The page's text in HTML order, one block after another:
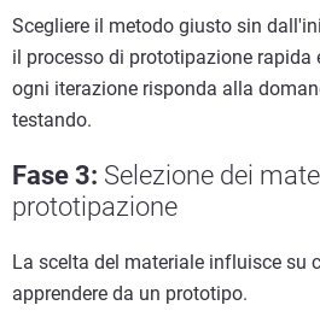
Scegliere il metodo giusto sin
il processo di prototipazione rapida
ogni iterazione risponda alla
testando.
Fase 3: Selezione dei
prototipazione
La scelta del materiale influisce su
apprendere da un prototipo.